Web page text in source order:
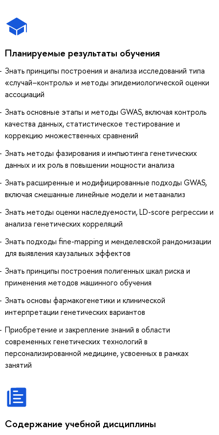
Планируемые результаты обучения
Знать принципы построения и анализа исследований типа
«случай–контроль» и методы эпидемиологической оценки
ассоциаций
Знать основные этапы и методы GWAS, включая контроль
качества данных, статистическое тестирование и
коррекцию множественных сравнений
Знать методы фазирования и импьютинга генетических
данных и их роль в повышении мощности анализа
Знать расширенные и модифицированные подходы GWAS,
включая смешанные линейные модели и метаанализ
Знать методы оценки наследуемости, LD-score регрессии и
анализа генетических корреляций
Знать подходы fine-mapping и менделевской рандомизации
для выявления каузальных эффектов
Знать принципы построения полигенных шкал риска и
применения методов машинного обучения
Знать основы фармакогенетики и клинической
интерпретации генетических вариантов
Приобретение и закрепление знаний в области
современных генетических технологий в
персонализированной медицине, усвоенных в рамках
занятий
Содержание учебной дисциплины